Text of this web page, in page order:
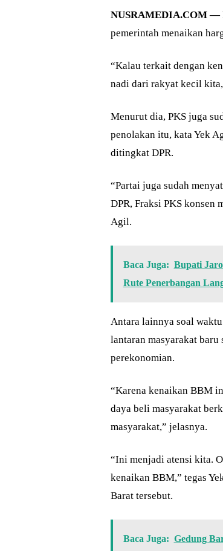
NUSRAMEDIA.COM —
pemerintah menaikan
“Kalau terkait dengan
nadi dari rakyat kecil
Menurut dia, PKS juga
penolakan itu, kata Yek
ditingkat DPR.
“Partai juga sudah
DPR, Fraksi PKS konsen
Agil.
Baca Juga: Bupati
Rute Penerbangan
Antara lainnya soal
lantaran masyarakat
perekonomian.
“Karena kenaikan BBM
daya beli masyarakat
masyarakat,” jelasnya.
“Ini menjadi atensi kita.
kenaikan BBM,” tegas
Barat tersebut.
Baca Juga: Gedung